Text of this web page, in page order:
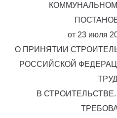
от 23 июля
О ПРИНЯТИИ
РОССИЙСКОЙ
В